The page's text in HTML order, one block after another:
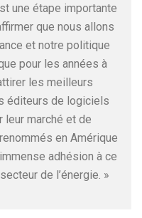
une étape importante
que nous allons
et notre politique
pour les années à
les meilleurs
éditeurs de logiciels
leur marché et de
en Amérique
adhésion à ce
de l’énergie. »